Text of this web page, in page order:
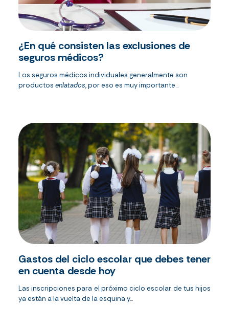
¿En qué consisten las exclusiones de
seguros médicos?
Los seguros médicos individuales generalmente son
productos enlatados, por eso es muy importante...
Gastos del ciclo escolar que debes tener
en cuenta desde hoy
Las inscripciones para el próximo ciclo escolar de tus hijos
ya están a la vuelta de la esquina y...